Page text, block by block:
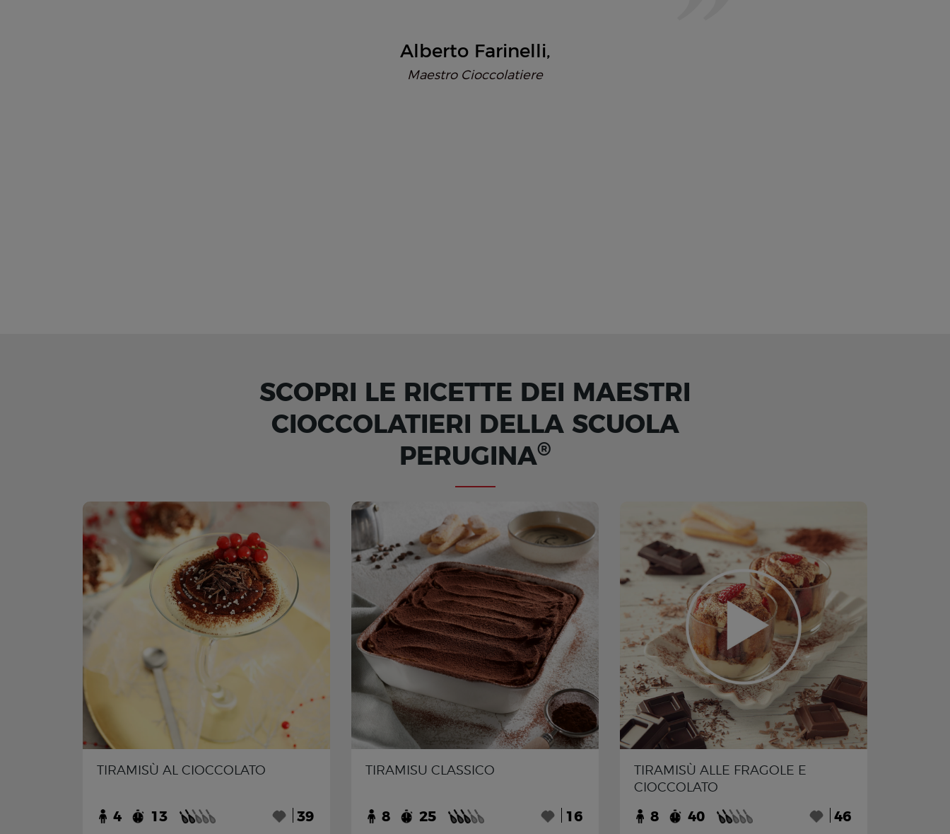
Alberto Farinelli
Maestro Cioccolatiere
SCOPRI LE RICETTE DEI MAESTRI
CIOCCOLATIERI DELLA SCUOLA
PERUGINA®
TIRAMISÙ AL CIOCCOLATO
4 13 39
TIRAMISU CLASSICO
8 25 16
TIRAMISÙ ALLE FRAGOLE E
CIOCCOLATO
8 40 46